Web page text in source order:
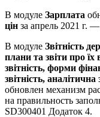
В модуле Зарплата
цін за апрель 2021 г.
В модуле Звітність
плани та звіти про
звітність, форми
звітність,
обновлен механизм
на правильность
SD300401 Додаток 4.